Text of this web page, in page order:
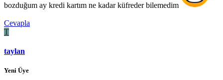
bozduğum ay kredi kartım ne kadar küfreder bilemedim
Cevapla
T
taylan
Yeni Üye